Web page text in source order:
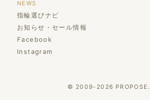
NEWS
指輪選びナビ
お知らせ・セール情報
Facebook
Instagram
© 2009-2026 PROPOSE.